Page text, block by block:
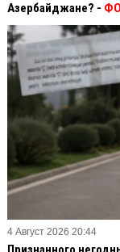
Азербайджане? -
4 Август 2026 20:44